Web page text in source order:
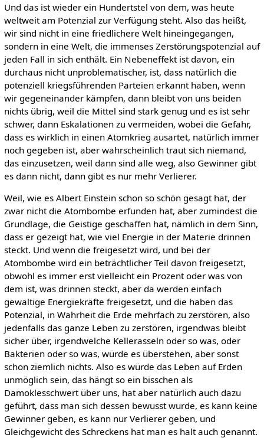
Und das ist wieder ein Hundertstel von dem, was heute
weltweit am Potenzial zur Verfügung steht. Also das heißt,
wir sind nicht in eine friedlichere Welt hineingegangen,
sondern in eine Welt, die immenses Zerstörungspotenzial auf
jeden Fall in sich enthält. Ein Nebeneffekt ist davon, ein
durchaus nicht unproblematischer, ist, dass natürlich die
potenziell kriegsführenden Parteien erkannt haben, wenn
wir gegeneinander kämpfen, dann bleibt von uns beiden
nichts übrig, weil die Mittel sind stark genug und es ist sehr
schwer, dann Eskalationen zu vermeiden, wobei die Gefahr,
dass es wirklich in einen Atomkrieg ausartet, natürlich immer
noch gegeben ist, aber wahrscheinlich traut sich niemand,
das einzusetzen, weil dann sind alle weg, also Gewinner gibt
es dann nicht, dann gibt es nur mehr Verlierer.
Weil, wie es Albert Einstein schon so schön gesagt hat, der
zwar nicht die Atombombe erfunden hat, aber zumindest die
Grundlage, die Geistige geschaffen hat, nämlich in dem Sinn,
dass er gezeigt hat, wie viel Energie in der Materie drinnen
steckt. Und wenn die freigesetzt wird, und bei der
Atombombe wird ein beträchtlicher Teil davon freigesetzt,
obwohl es immer erst vielleicht ein Prozent oder was von
dem ist, was drinnen steckt, aber da werden einfach
gewaltige Energiekräfte freigesetzt, und die haben das
Potenzial, in Wahrheit die Erde mehrfach zu zerstören, also
jedenfalls das ganze Leben zu zerstören, irgendwas bleibt
sicher über, irgendwelche Kellerasseln oder so was, oder
Bakterien oder so was, würde es überstehen, aber sonst
schon ziemlich nichts. Also es würde das Leben auf Erden
unmöglich sein, das hängt so ein bisschen als
Damoklesschwert über uns, hat aber natürlich auch dazu
geführt, dass man sich dessen bewusst wurde, es kann keine
Gewinner geben, es kann nur Verlierer geben, und
Gleichgewicht des Schreckens hat man es halt auch genannt.